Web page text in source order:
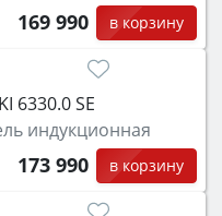
169 990 в корзину
6330.0 SE
индукционная
173 990 в корзину